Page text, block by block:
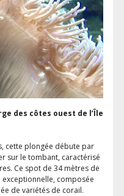
des côtes ouest de l’Île
cette plongée débute par
sur le tombant, caractérisé
Ce spot de 34 mètres de
composée
de variétés de corail.